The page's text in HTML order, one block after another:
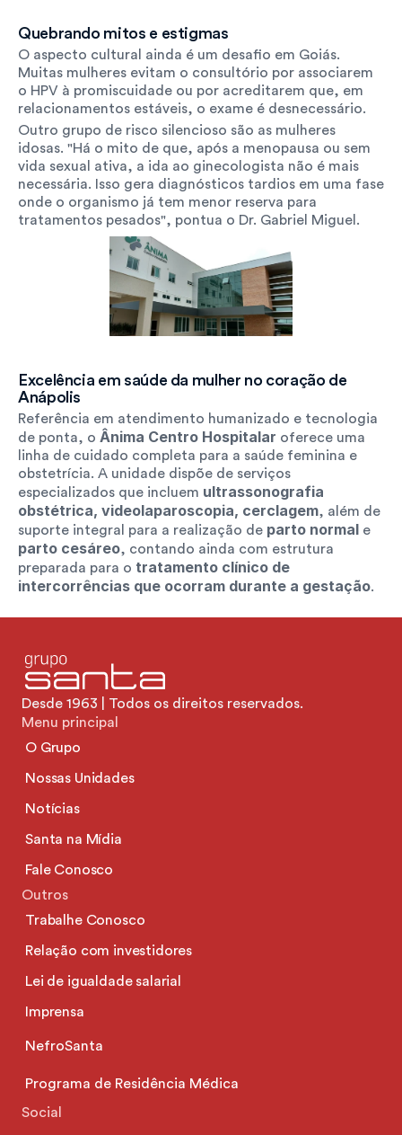
Quebrando mitos e estigmas
O aspecto cultural ainda é um desafio em Goiás.
Muitas mulheres evitam o consultório por associarem
o HPV à promiscuidade ou por acreditarem que, em
relacionamentos estáveis, o exame é desnecessário.
Outro grupo de risco silencioso são as mulheres
idosas. "Há o mito de que, após a menopausa ou sem
vida sexual ativa, a ida ao ginecologista não é mais
necessária. Isso gera diagnósticos tardios em uma fase
onde o organismo já tem menor reserva para
tratamentos pesados", pontua o Dr. Gabriel Miguel.
Excelência em saúde da mulher no coração de
Anápolis
Referência em atendimento humanizado e tecnologia
de ponta, o Ânima Centro Hospitalar oferece uma
linha de cuidado completa para a saúde feminina e
obstetrícia. A unidade dispõe de serviços
especializados que incluem ultrassonografia
obstétrica, videolaparoscopia, cerclagem, além de
suporte integral para a realização de parto normal
parto cesáreo, contando ainda com estrutura
preparada para o tratamento clínico de
intercorrências que ocorram durante a gestação.
Desde 1963 | Todos os direitos reservados.
Menu principal
O Grupo
Nossas Unidades
Notícias
Santa na Mídia
Fale Conosco
Outros
Trabalhe Conosco
Relação com investidores
Lei de igualdade salarial
Imprensa
NefroSanta
Programa de Residência Médica
Social